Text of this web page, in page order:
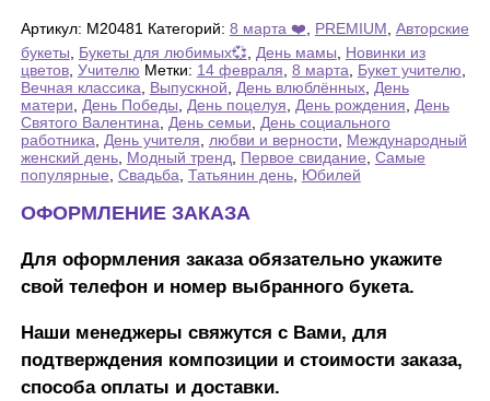
"Милость"
Артикул: М20481 Категорий: 8 марта ❤️, PREMIUM, Авторские
букеты, Букеты для любимых💞, День мамы, Новинки из
цветов, Учителю Метки: 14 февраля, 8 марта, Букет учителю,
Вечная классика, Выпускной, День влюблённых, День
матери, День Победы, День поцелуя, День рождения, День
Святого Валентина, День семьи, День социального
работника, День учителя, любви и верности, Международный
женский день, Модный тренд, Первое свидание, Самые
популярные, Свадьба, Татьянин день, Юбилей
ОФОРМЛЕНИЕ ЗАКАЗА
Для оформления заказа обязательно укажите
свой телефон и номер выбранного букета.
Наши менеджеры свяжутся с Вами, для
подтверждения композиции и стоимости заказа,
способа оплаты и доставки.